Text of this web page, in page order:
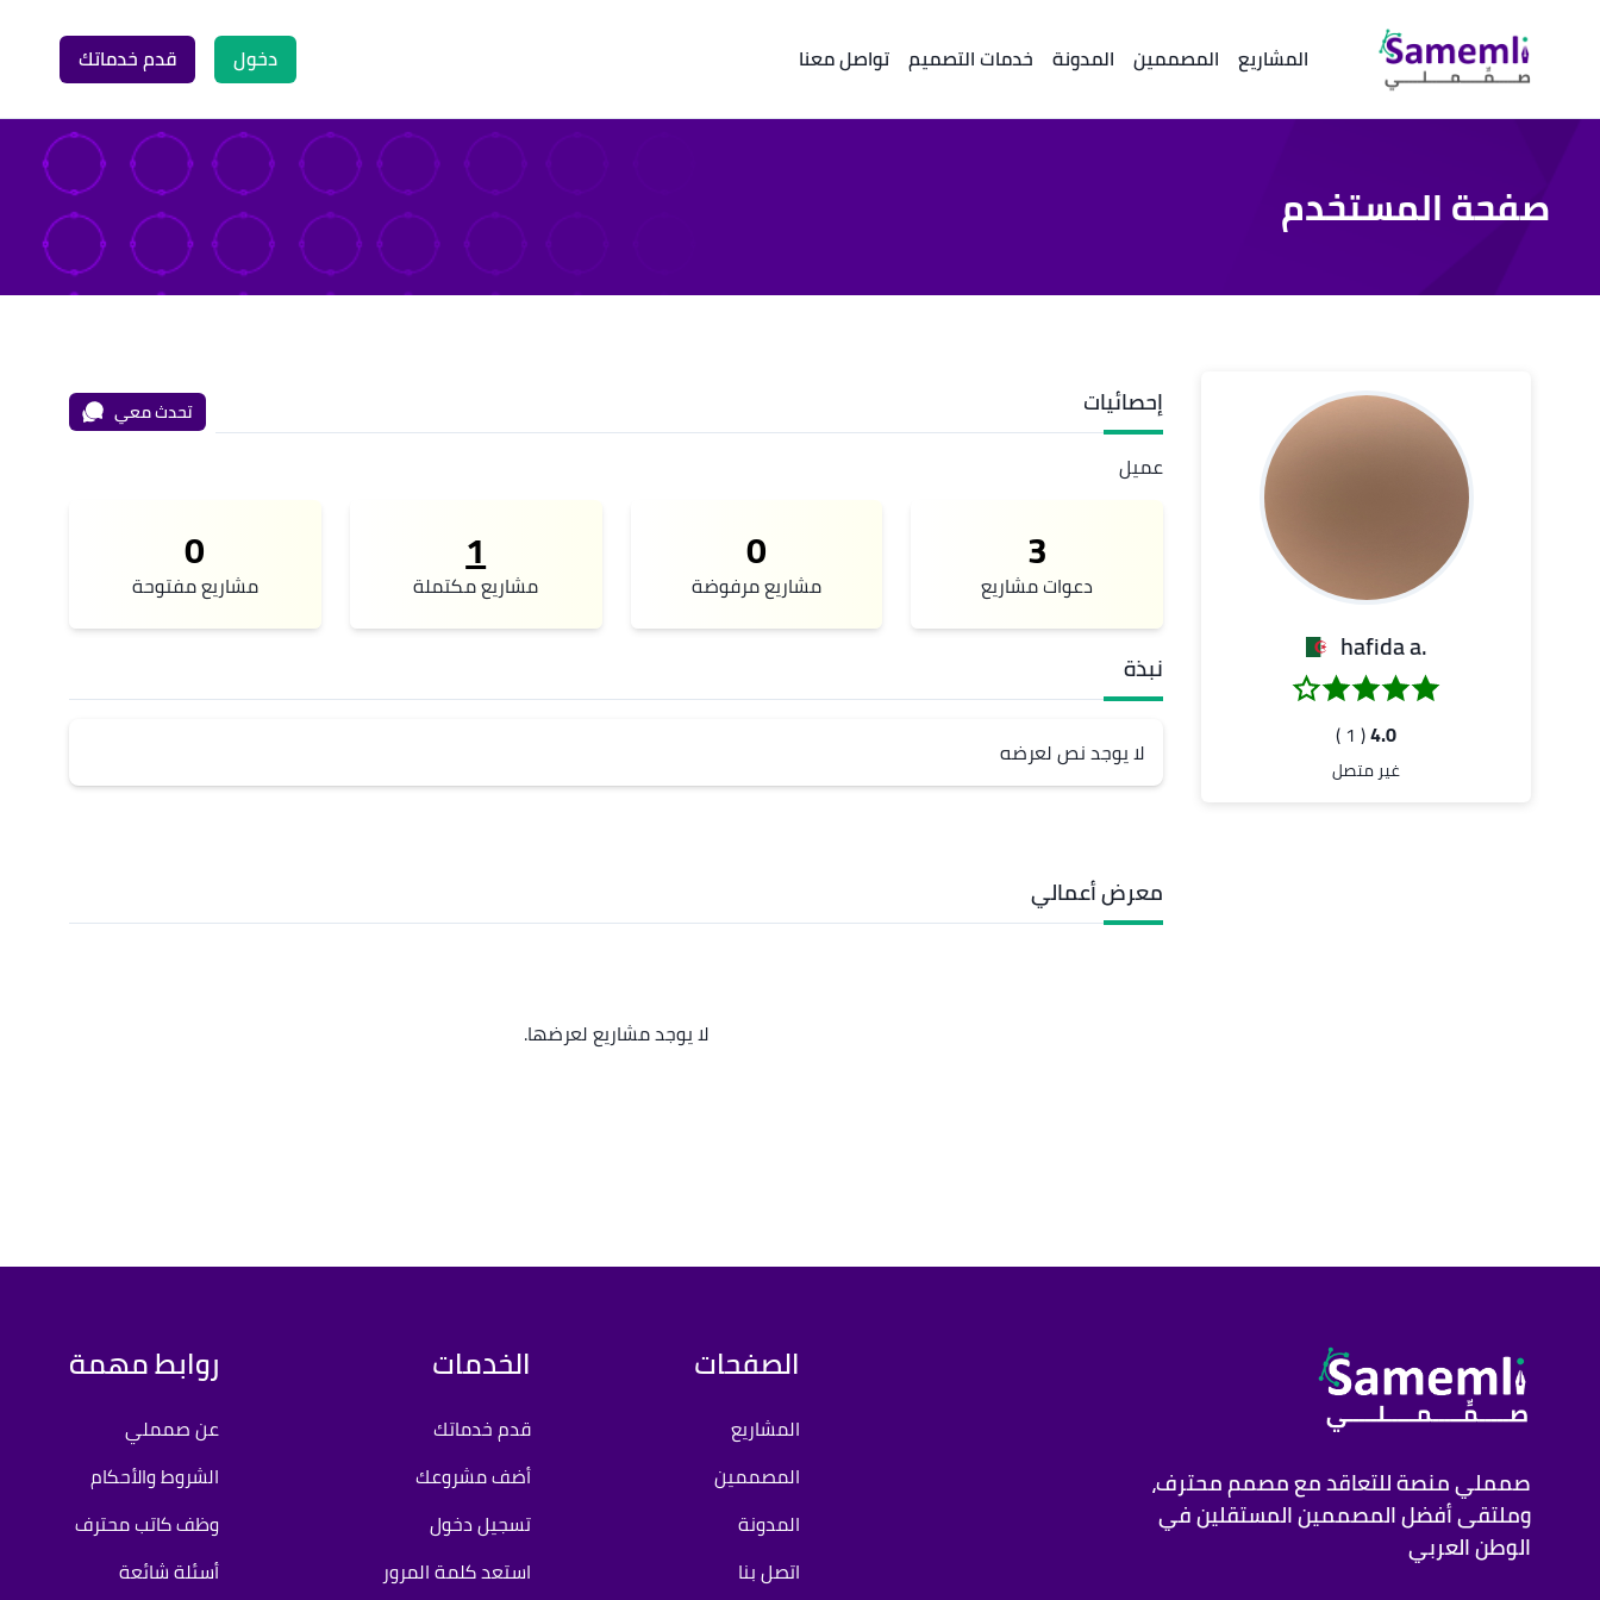
المشاريع المصممين المدونة خدمات التصميم تواصل معنا دخول قدم خدماتك
صفحة المستخدم
.hafida a
4.0
( 1 )
غير متصل
إحصائيات تحدث معي
عميل
3
دعوات مشاريع
0
مشاريع مرفوضة
1
مشاريع مكتملة
0
مشاريع مفتوحة
نبذة
لا يوجد نص لعرضه
معرض أعمالي
لا يوجد مشاريع لعرضها.
صمملي منصة للتعاقد مع مصمم محترف،
وملتقى أفضل المصممين المستقلين في
الوطن العربي
الصفحات
المشاريع
المصممين
المدونة
اتصل بنا
الخدمات
قدم خدماتك
أضف مشروعك
تسجيل دخول
استعد كلمة المرور
روابط مهمة
عن صمملي
الشروط والأحكام
وظف كاتب محترف
أسئلة شائعة